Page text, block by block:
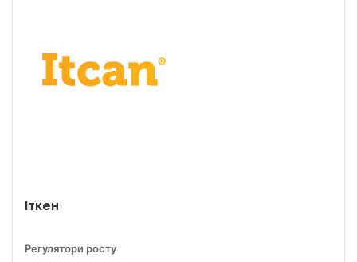
Іткен
Регулятори росту